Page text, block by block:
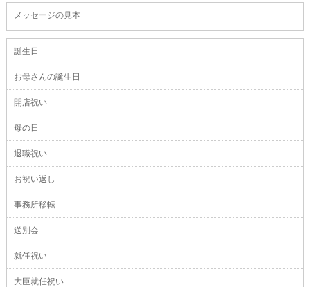
メッセージの見本
誕生日
お母さんの誕生日
開店祝い
母の日
退職祝い
お祝い返し
事務所移転
送別会
就任祝い
大臣就任祝い